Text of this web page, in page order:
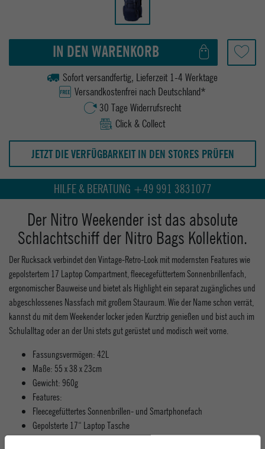
IN DEN WARENKORB
Sofort versandfertig, Lieferzeit 1-4 Werktage
Versandkostenfrei nach Deutschland*
30 Tage Widerrufsrecht
Click & Collect
JETZT DIE VERFÜGBARKEIT IN DEN STORES PRÜFEN
HILFE & BERATUNG +49 991 3831077
Der Nitro Weekender ist das absolute
Schlachtschiff der Nitro Bags Kollektion.
Der Rucksack verbindet den Vintage-Retro-Look mit modernsten Features wie
gepolstertem 17 Laptop Compartment, fleecegefüttertem Sonnenbrillenfach,
ergonomischer Bauweise und bietet als Highlight ein separat zugängliches und
abgeschlossenes Nassfach mit großem Stauraum. Wie der Name schon verrät,
kannst du mit dem Weekender locker jeden Kurztrip genießen und bist auch im
Schulalltag oder an der Uni stets gut gerüstet und modisch weit vorne.
Fassungsvermögen: 42L
Maße: 55 x 38 x 23cm
Gewicht: 960g
Features:
Fleecegefüttertes Sonnenbrillen- und Smartphonefach
Gepolsterte 17“ Laptop Tasche
Top Netztasche